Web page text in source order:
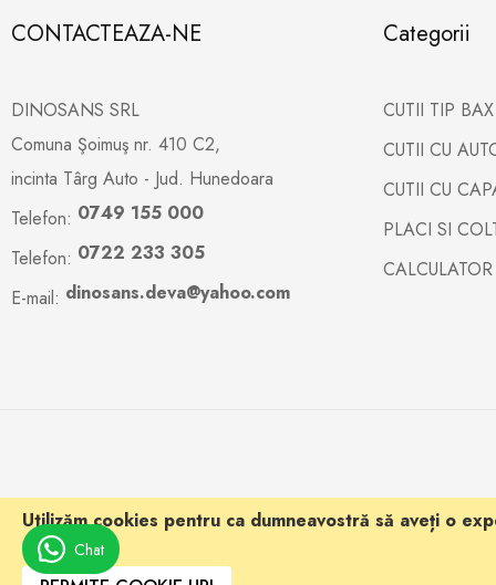
Utilizăm cookies pentru ca dumneavostră să aveți o
mai multe.
CONTACTEAZA-NE
DINOSANS SRL
Comuna Şoimuş nr. 410 C2,
incinta Târg Auto - Jud. Hunedoara
Telefon: 0749 155 000
Telefon: 0722 233 305
E-mail: dinosans.deva@yahoo.com
Categorii
CUTII TIP
CUTII CU
CUTII CU
PLACI SI
Chat